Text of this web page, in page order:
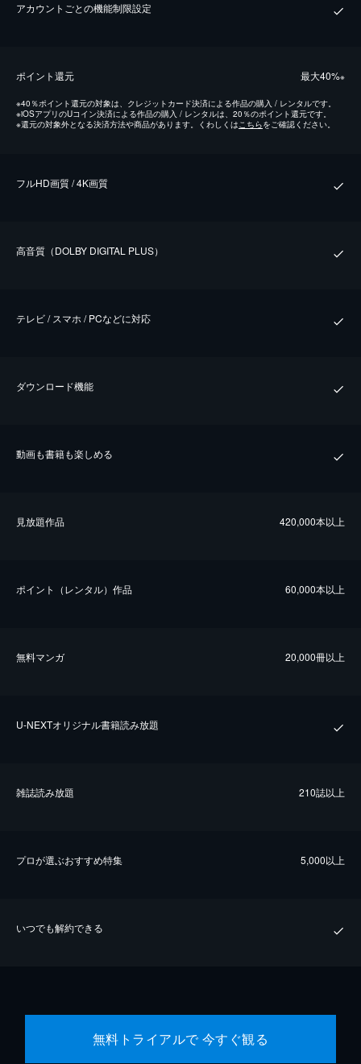
アカウントごとの機能制限設定
ポイント還元 最⼤40%※
※40％ポイント還元の対象は、クレジットカード決済による作品の購入 / レンタルです。
※iOSアプリのUコイン決済による作品の購入 / レンタルは、20％のポイント還元です。
※還元の対象外となる決済方法や商品があります。くわしくはこちらをご確認ください。
フルHD画質 / 4K画質
⾼⾳質（DOLBY DIGITAL PLUS）
テレビ / スマホ / PCなどに対応
ダウンロード機能
動画も書籍も楽しめる
⾒放題作品 420,000本以上
ポイント（レンタル）作品 60,000本以上
無料マンガ 20,000冊以上
U-NEXTオリジナル書籍読み放題
雑誌読み放題 210誌以上
プロが選ぶおすすめ特集 5,000以上
いつでも解約できる
無料トライアルで 今すぐ観る